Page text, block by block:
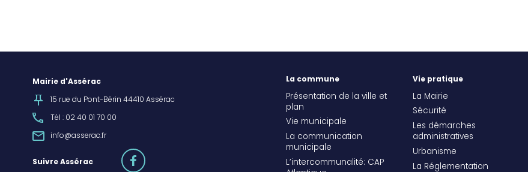
Mairie d'Assérac
15 rue du Pont-Bérin 44410 Assérac
Tél : 02 40 01 70 00
info@asserac.fr
Suivre Assérac
facebook
La commune
Présentation de la ville et
plan
Vie municipale
La communication
municipale
L’intercommunalité: CAP
Vie pratique
La Mairie
Sécurité
Les démarches
administratives
Urbanisme
La Réglementation